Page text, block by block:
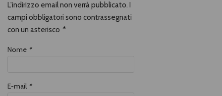
fanno arrestare e
bambini con il vizio di
scomparire.
L'indirizzo email non verrà pubblicato. I
campi obbligatori sono contrassegnati
con un asterisco *
Nome *
E-mail *